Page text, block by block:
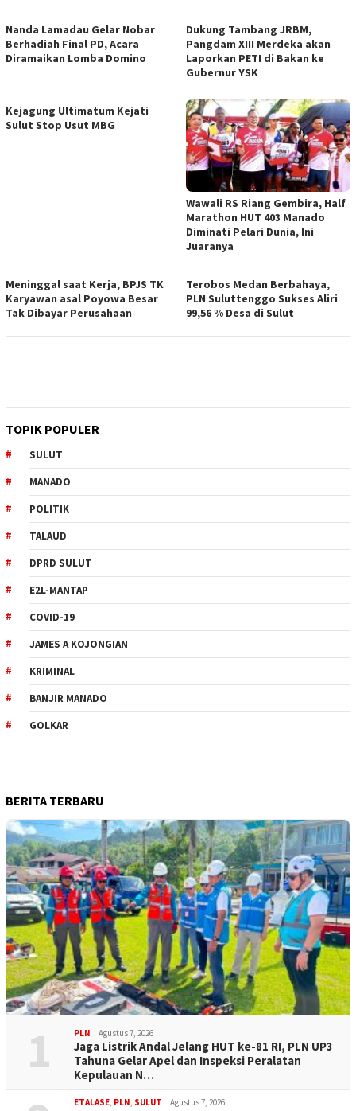
Nanda Lamadau Gelar Nobar
Berhadiah Final PD, Acara
Diramaikan Lomba Domino
Dukung Tambang JRBM,
Pangdam XIII Merdeka akan
Laporkan PETI di Bakan ke
Gubernur YSK
Kejagung Ultimatum Kejati
Sulut Stop Usut MBG
Wawali RS Riang Gembira, Half
Marathon HUT 403 Manado
Diminati Pelari Dunia, Ini
Juaranya
Meninggal saat Kerja, BPJS TK
Karyawan asal Poyowa Besar
Tak Dibayar Perusahaan
Terobos Medan Berbahaya,
PLN Suluttenggo Sukses Aliri
99,56 % Desa di Sulut
TOPIK POPULER
SULUT
MANADO
POLITIK
TALAUD
DPRD SULUT
E2L-MANTAP
COVID-19
JAMES A KOJONGIAN
KRIMINAL
BANJIR MANADO
GOLKAR
BERITA TERBARU
1 PLN Agustus 7, 2026
Jaga Listrik Andal Jelang HUT ke-81 RI, PLN UP3
Tahuna Gelar Apel dan Inspeksi Peralatan
Kepulauan N…
ETALASE, PLN, SULUT Agustus 7, 2026